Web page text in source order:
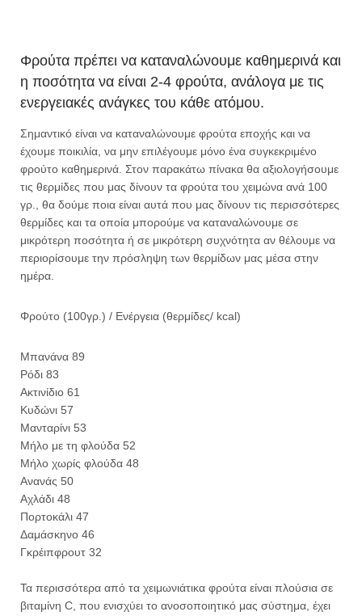
Φρούτα πρέπει να καταναλώνουμε καθημερινά και
η ποσότητα να είναι 2-4 φρούτα, ανάλογα με τις
ενεργειακές ανάγκες του κάθε ατόμου.
Σημαντικό είναι να καταναλώνουμε φρούτα εποχής και να
έχουμε ποικιλία, να μην επιλέγουμε μόνο ένα συγκεκριμένο
φρούτο καθημερινά. Στον παρακάτω πίνακα θα αξιολογήσουμε
τις θερμίδες που μας δίνουν τα φρούτα του χειμώνα ανά 100
γρ., θα δούμε ποια είναι αυτά που μας δίνουν τις περισσότερες
θερμίδες και τα οποία μπορούμε να καταναλώνουμε σε
μικρότερη ποσότητα ή σε μικρότερη συχνότητα αν θέλουμε να
περιορίσουμε την πρόσληψη των θερμίδων μας μέσα στην
ημέρα.
Φρούτο (100γρ.) / Ενέργεια (θερμίδες/ kcal)
Μπανάνα 89
Ρόδι 83
Ακτινίδιο 61
Κυδώνι 57
Μανταρίνι 53
Μήλο με τη φλούδα 52
Μήλο χωρίς φλούδα 48
Ανανάς 50
Αχλάδι 48
Πορτοκάλι 47
Δαμάσκηνο 46
Γκρέιπφρουτ 32
Τα περισσότερα από τα χειμωνιάτικα φρούτα είναι πλούσια σε
βιταμίνη C, που ενισχύει το ανοσοποιητικό μας σύστημα, έχει